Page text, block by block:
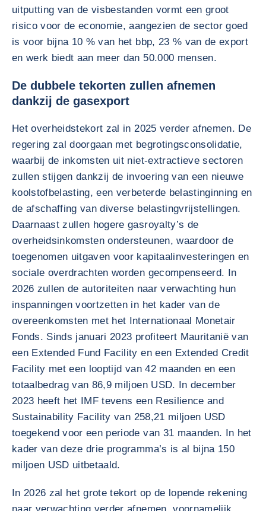
uitputting van de visbestanden vormt een groot
risico voor de economie, aangezien de sector goed
is voor bijna 10 % van het bbp, 23 % van de export
en werk biedt aan meer dan 50.000 mensen.
De dubbele tekorten zullen afnemen
dankzij de gasexport
Het overheidstekort zal in 2025 verder afnemen. De
regering zal doorgaan met begrotingsconsolidatie,
waarbij de inkomsten uit niet-extractieve sectoren
zullen stijgen dankzij de invoering van een nieuwe
koolstofbelasting, een verbeterde belastinginning en
de afschaffing van diverse belastingvrijstellingen.
Daarnaast zullen hogere gasroyalty’s de
overheidsinkomsten ondersteunen, waardoor de
toegenomen uitgaven voor kapitaalinvesteringen en
sociale overdrachten worden gecompenseerd. In
2026 zullen de autoriteiten naar verwachting hun
inspanningen voortzetten in het kader van de
overeenkomsten met het Internationaal Monetair
Fonds. Sinds januari 2023 profiteert Mauritanië van
een Extended Fund Facility en een Extended Credit
Facility met een looptijd van 42 maanden en een
totaalbedrag van 86,9 miljoen USD. In december
2023 heeft het IMF tevens een Resilience and
Sustainability Facility van 258,21 miljoen USD
toegekend voor een periode van 31 maanden. In het
kader van deze drie programma’s is al bijna 150
miljoen USD uitbetaald.
In 2026 zal het grote tekort op de lopende rekening